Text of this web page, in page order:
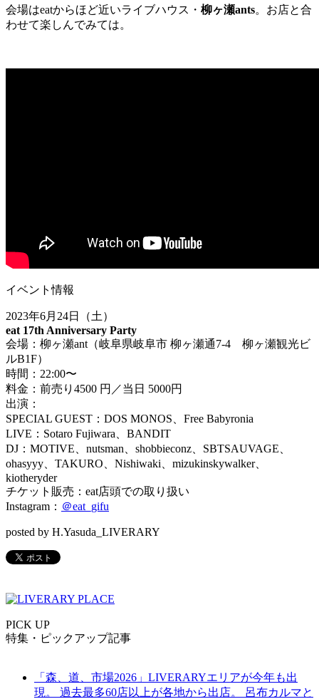
会場はeatからほど近いライブハウス・ 柳ヶ瀬ants。お店と合
わせて楽しんでみては。
イベント情報
2023年6月24日（土）
eat 17th Anniversary Party
会場：柳ヶ瀬ant（岐阜県岐阜市 柳ヶ瀬通7-4 柳ヶ瀬観光ビ
ルB1F）
時間：22:00〜
料金：前売り4500 円／当日 5000円
出演：
SPECIAL GUEST：DOS MONOS、Free Babyronia
LIVE：Sotaro Fujiwara、BANDIT
DJ：MOTIVE、nutsman、shobbieconz、SBTSAUVAGE、
ohasyyy、TAKURO、Nishiwaki、mizukinskywalker、
kiotheryder
チケット販売：eat店頭での取り扱い
Instagram： ＠eat_gifu
posted by H.Yasuda_LIVERARY
PICK UP
特集・ピックアップ記事
「森、道、市場2026」LIVERARYエリアが今年も出
現。 過去最多60店以上が各地から出店。 呂布カルマと